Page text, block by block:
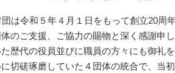
は令和５年４月１日をもって創立20周
のご支援、ご協力の賜物と深く感謝申
歴代の役員並びに職員の方々にも御礼を
切磋琢磨していた４団体の統合で、当